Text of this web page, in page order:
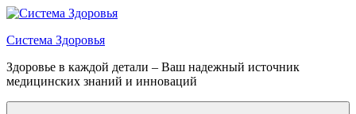
Перейти
содержимому
Система Здоровья
Здоровье в каждой детали – Ваш надежный источник
медицинских знаний и инноваций